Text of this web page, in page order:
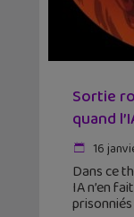
Sortie
quand
16
Dans ce
IA n’en